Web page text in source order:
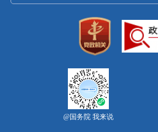
@国务院 我来说